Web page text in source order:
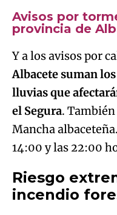
Avisos por
provincia de
Y a los avisos por
Albacete suman
lluvias que
el Segura.
Mancha
14:00 y las 22:00
Riesgo
incendio